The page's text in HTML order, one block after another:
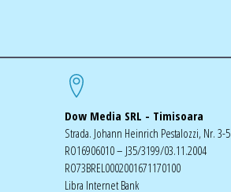
Dow Media SRL - Timisoara
Strada. Johann Heinrich Pestalozzi, Nr. 3-5
RO16906010 – J35/3199/03.11.2004
RO73BREL0002001671170100
Libra Internet Bank